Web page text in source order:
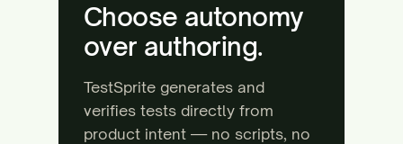
Choose autonomy
over authoring.
TestSprite generates and
verifies tests directly from
product intent — no scripts, no